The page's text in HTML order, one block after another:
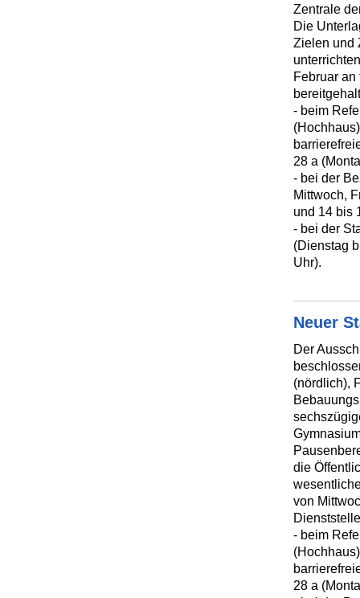
Zentrale
Die
Zielen und
Februar
- beim
28 a
- bei der
Mittwoch,
und 14 bis
- bei der
(Dienstag
Uhr).
Neuer
Der
(nördlich),
die
von
- beim
28 a